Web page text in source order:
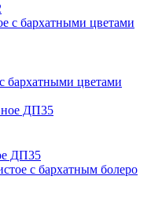
бархатными цветами
ДП35